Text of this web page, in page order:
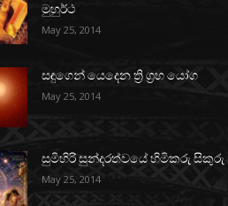
මුහුර්ථ
May 25, 2014
සඳුගෙන් යෙදෙන ත්‍රි ග්‍රහ යෝග
May 25, 2014
සුමිහිරි සුන්දරත්වයේ හිමිකරු සිකුරු
May 25, 2014